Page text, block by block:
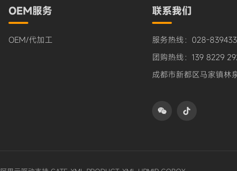
OEM服务
OEM/代加工
联系我们
服务热线：028-
团购热线：139 8229
成都市新都区马家镇林